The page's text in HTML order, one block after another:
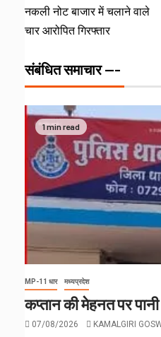
नकली नोट बाजार में चलाने वाले
चार आरोपित गिरफ्तार
संबंधित समाचार ---
1 min read
MP-11 धार मध्यप्रदेश
कप्तान की मेहनत पर
07/08/2026 KAMALGIRI